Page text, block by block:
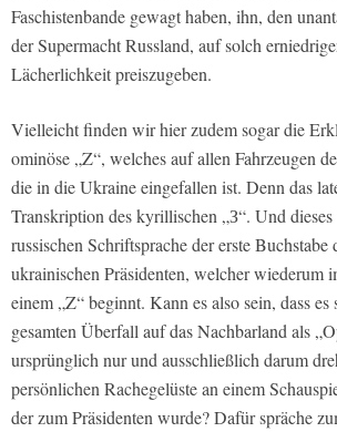
Faschistenbande gewagt haben, ihn, den
der Supermacht Russland, auf solch
Lächerlichkeit preiszugeben.
Vielleicht finden wir hier zudem sogar die
ominöse „Z“, welches auf allen Fahrzeugen
die in die Ukraine eingefallen ist. Denn das
Transkription des kyrillischen „З“. Und
russischen Schriftsprache der erste Buchstabe
ukrainischen Präsidenten, welcher wiederum
einem „Z“ beginnt. Kann es also sein, dass es
gesamten Überfall auf das Nachbarland als
ursprünglich nur und ausschließlich darum
persönlichen Rachegelüste an einem
der zum Präsidenten wurde? Dafür spräche